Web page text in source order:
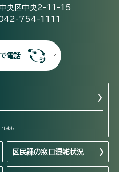
央区中央2-11-15
042-754-1111
電話
ます。
区民課の窓口混雑状況